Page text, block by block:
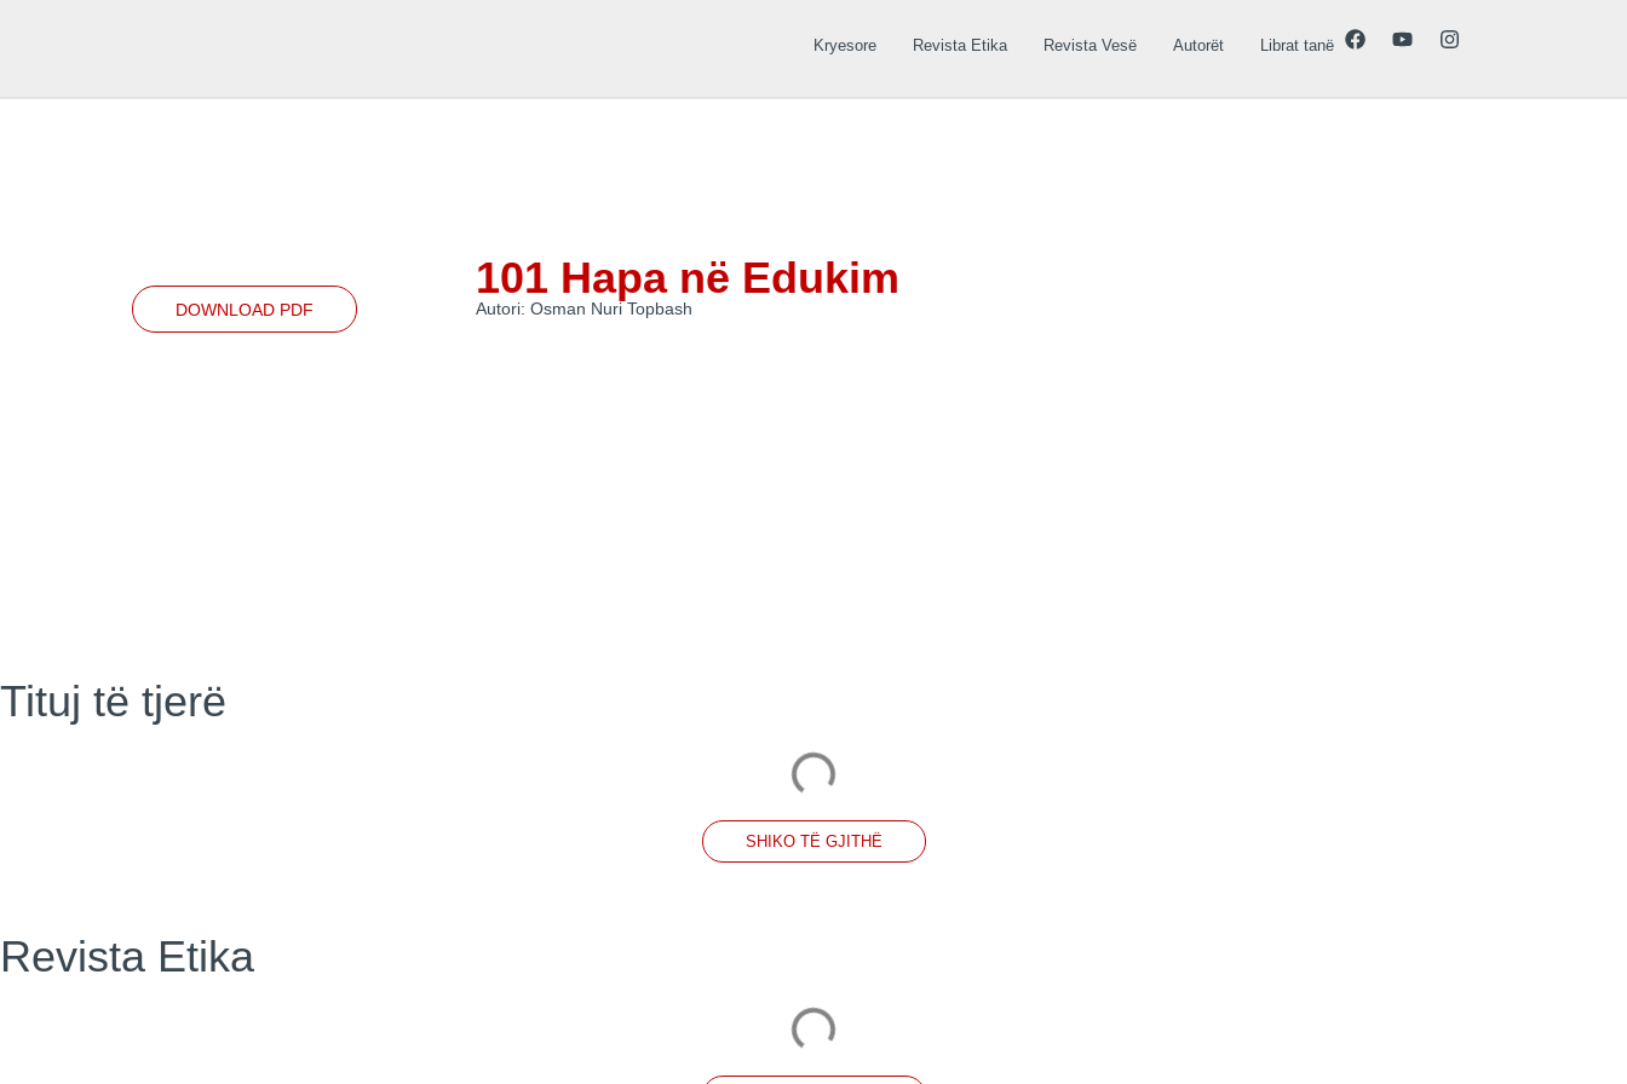
Kryesore Revista Etika Revista Vesë Autorët Librat tanë
DOWNLOAD PDF
101 Hapa në Edukim
Autori: Osman Nuri Topbash
Tituj të tjerë
SHIKO TË GJITHË
Revista Etika